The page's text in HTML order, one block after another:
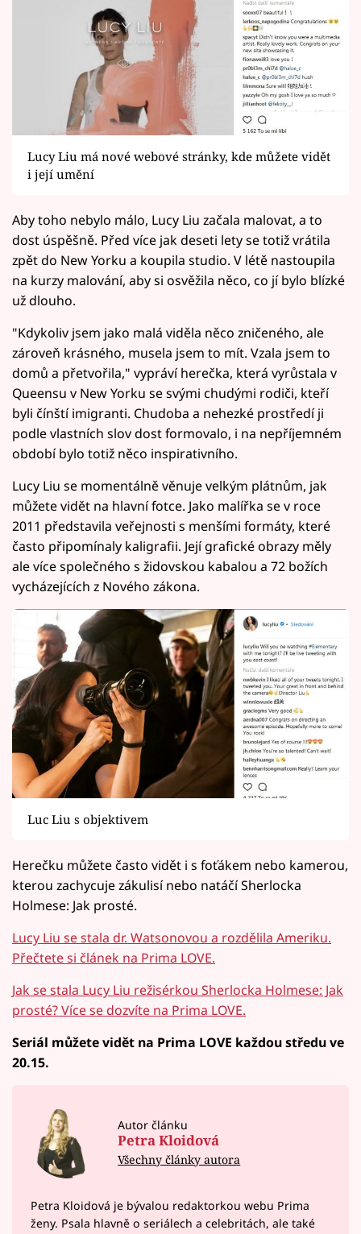
Lucy Liu má nové webové stránky, kde můžete vidět
i její umění
Aby toho nebylo málo, Lucy Liu začala malovat, a to
dost úspěšně. Před více jak deseti lety se totiž vrátila
zpět do New Yorku a koupila studio. V létě nastoupila
na kurzy malování, aby si osvěžila něco, co jí bylo blízké
už dlouho.
"Kdykoliv jsem jako malá viděla něco zničeného, ale
zároveň krásného, musela jsem to mít. Vzala jsem to
domů a přetvořila," vypráví herečka, která vyrůstala v
Queensu v New Yorku se svými chudými rodiči, kteří
byli čínští imigranti. Chudoba a nehezké prostředí ji
podle vlastních slov dost formovalo, i na nepříjemném
období bylo totiž něco inspirativního.
Lucy Liu se momentálně věnuje velkým plátnům, jak
můžete vidět na hlavní fotce. Jako malířka se v roce
2011 představila veřejnosti s menšími formáty, které
často připomínaly kaligrafii. Její grafické obrazy měly
ale více společného s židovskou kabalou a 72 božích
vycházejících z Nového zákona.
Luc Liu s objektivem
Herečku můžete často vidět i s foťákem nebo kamerou,
kterou zachycuje zákulisí nebo natáčí Sherlocka
Holmese: Jak prosté.
Lucy Liu se stala dr. Watsonovou a rozdělila Ameriku.
Přečtete si článek na Prima LOVE.
Jak se stala Lucy Liu režisérkou Sherlocka Holmese: Jak
prosté? Více se dozvíte na Prima LOVE.
Seriál můžete vidět na Prima LOVE každou středu ve
20.15.
Autor článku
Petra Kloidová
Všechny články autora
Petra Kloidová je bývalou redaktorkou webu Prima
ženy. Psala hlavně o seriálech a celebritách, ale také